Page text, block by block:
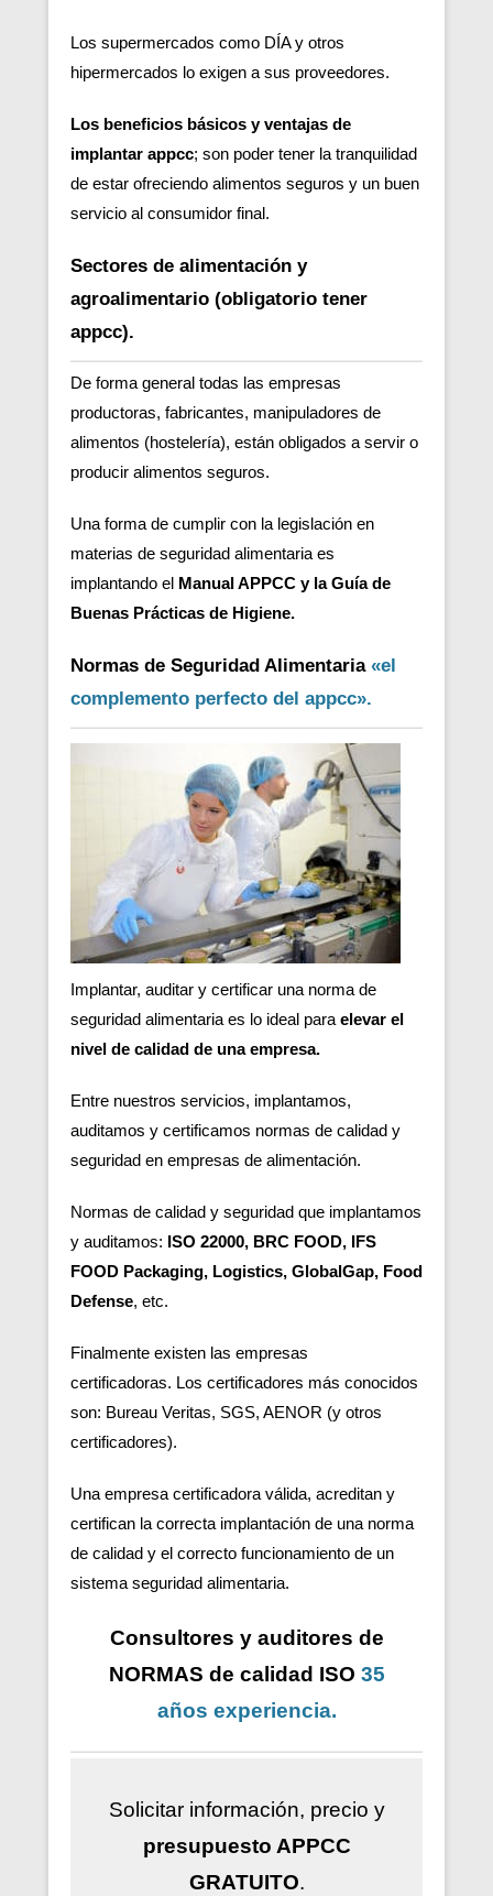
Los supermercados como DÍA y otros
hipermercados lo exigen a sus proveedores.
Los beneficios básicos y ventajas de
implantar appcc; son poder tener la tranquilidad
de estar ofreciendo alimentos seguros y un buen
servicio al consumidor final.
Sectores de alimentación y
agroalimentario (obligatorio tener
appcc).
De forma general todas las empresas
productoras, fabricantes, manipuladores de
alimentos (hostelería), están obligados a servir o
producir alimentos seguros.
Una forma de cumplir con la legislación en
materias de seguridad alimentaria es
implantando el Manual APPCC y la Guía de
Buenas Prácticas de Higiene.
Normas de Seguridad Alimentaria «el
complemento perfecto del appcc».
Implantar, auditar y certificar una norma de
seguridad alimentaria es lo ideal para elevar el
nivel de calidad de una empresa.
Entre nuestros servicios, implantamos,
auditamos y certificamos normas de calidad y
seguridad en empresas de alimentación.
Normas de calidad y seguridad que implantamos
y auditamos: ISO 22000, BRC FOOD, IFS
FOOD Packaging, Logistics, GlobalGap, Food
Defense, etc.
Finalmente existen las empresas
certificadoras. Los certificadores más conocidos
son: Bureau Veritas, SGS, AENOR (y otros
certificadores).
Una empresa certificadora válida, acreditan y
certifican la correcta implantación de una norma
de calidad y el correcto funcionamiento de un
sistema seguridad alimentaria.
Consultores y auditores de
NORMAS de calidad ISO 35
años experiencia.
Solicitar información, precio y
presupuesto APPCC
GRATUITO.